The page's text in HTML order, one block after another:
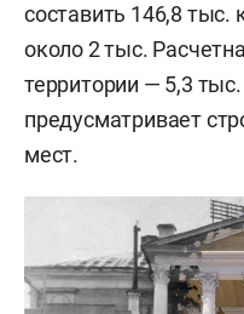
составить 146,8 тыс.
около 2 тыс.
территории — 5,3
предусматривает
мест.